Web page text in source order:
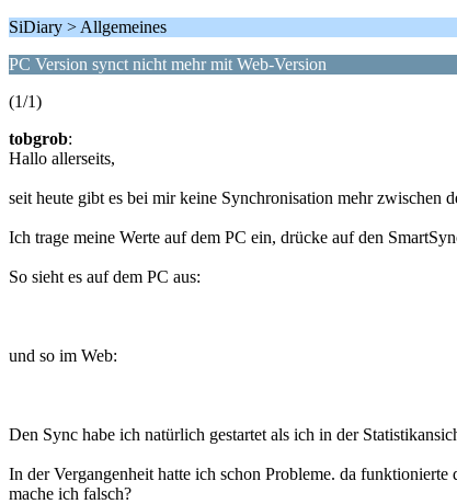
SiDiary > Allgemeines
PC Version synct nicht mehr mit Web-Version
(1/1)
tobgrob:
Hallo allerseits,
seit heute gibt es bei mir keine Synchronisation mehr zwischen
Ich trage meine Werte auf dem PC ein, drücke auf den
So sieht es auf dem PC aus:
und so im Web:
Den Sync habe ich natürlich gestartet als ich in der
In der Vergangenheit hatte ich schon Probleme. da
mache ich falsch?